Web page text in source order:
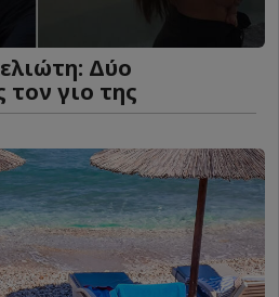
Δύο
τον γιο της